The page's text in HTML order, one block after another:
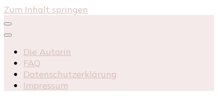
Zum Inhalt springen
Die Autorin
FAQ
Datenschutzerklärung
Impressum